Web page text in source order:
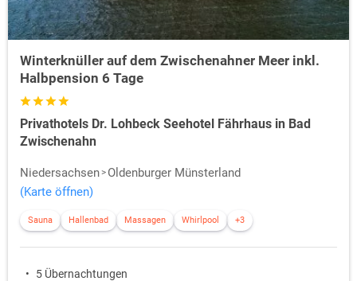
Winterknüller auf dem Zwischenahner Meer inkl.
Halbpension 6 Tage
Privathotels Dr. Lohbeck Seehotel Fährhaus in Bad
Zwischenahn
Niedersachsen
Oldenburger Münsterland
(Karte öffnen)
Sauna Hallenbad Massagen Whirlpool +3
5 Übernachtungen